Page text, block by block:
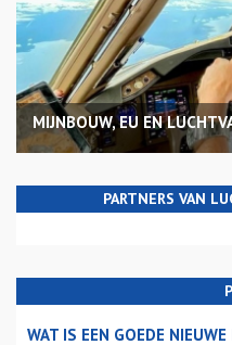
MIJNBOUW, EU EN
PARTNERS VAN
WAT IS EEN GOEDE